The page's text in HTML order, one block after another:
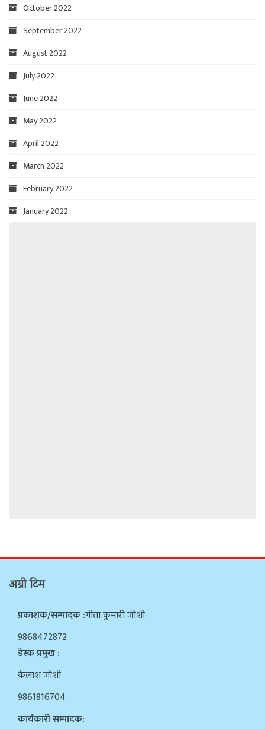
October 2022
September 2022
August 2022
July 2022
June 2022
May 2022
April 2022
March 2022
February 2022
January 2022
अग्नी टिम
प्रकाशक/सम्पादक :गीता कुमारी जोशी
9868472872
डेस्क प्रमुख :
कैलाश जोशी
9861816704
कार्यकारी सम्पादक: